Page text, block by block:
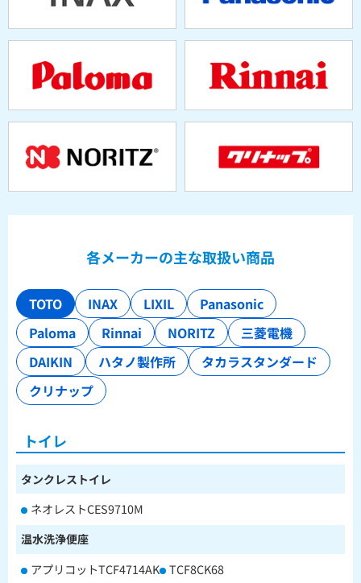
各メーカーの主な取扱い商品
TOTO INAX LIXIL
Panasonic
Paloma
Rinnai NORITZ
三菱電機
DAIKIN
ハタノ製作所
タカラスタンダード
クリナップ
トイレ
タンクレストイレ
ネオレストCES9710M
温水洗浄便座
アプリコットTCF4714AK TCF8CK68